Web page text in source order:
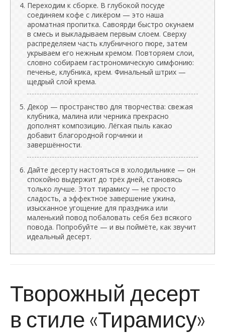
Переходим к сборке. В глубокой посуде
соединяем кофе с ликёром — это наша
ароматная пропитка. Савоярди быстро окунаем
в смесь и выкладываем первым слоем. Сверху
распределяем часть клубничного пюре, затем
укрываем его нежным кремом. Повторяем слои,
словно собираем гастрономическую симфонию:
печенье, клубника, крем. Финальный штрих —
щедрый слой крема.
Декор — пространство для творчества: свежая
клубника, малина или черника прекрасно
дополнят композицию. Лёгкая пыль какао
добавит благородной горчинки и
завершённости.
Дайте десерту настояться в холодильнике — он
спокойно выдержит до трёх дней, становясь
только лучше. Этот тирамису — не просто
сладость, а эффектное завершение ужина,
изысканное угощение для праздника или
маленький повод побаловать себя без всякого
повода. Попробуйте — и вы поймёте, как звучит
идеальный десерт.
Творожный десерт
в стиле «Тирамису»